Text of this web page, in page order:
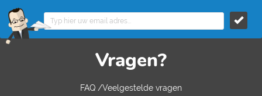
Vragen?
FAQ /Veelgestelde vragen